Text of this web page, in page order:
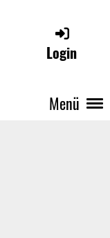
Login
Menü